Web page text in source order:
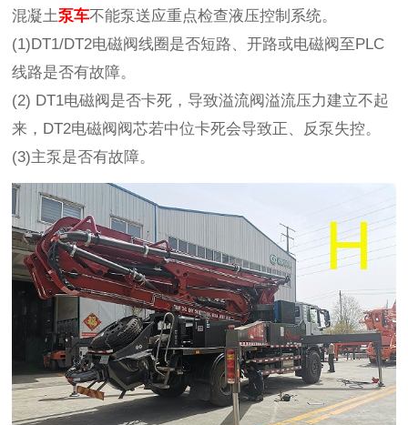
混凝土泵车不能泵送应重点检查液压控制系统。
(1)DT1/DT2电磁阀线圈是否短路、开路或电磁阀至PLC
线路是否有故障。
(2) DT1电磁阀是否卡死，导致溢流阀溢流压力建立不起
来，DT2电磁阀阀芯若中位卡死会导致正、反泵失控。
(3)主泵是否有故障。